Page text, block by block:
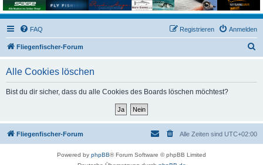
FAQ Anmelden
Registrieren
Fliegenfischer-Forum
Alle Cookies löschen
Bist du dir sicher, dass du alle Cookies des Boards löschen möchtest?
Fliegenfischer-Forum Alle Zeiten sind UTC+02:00
Powered by phpBB® Forum Software © phpBB Limited